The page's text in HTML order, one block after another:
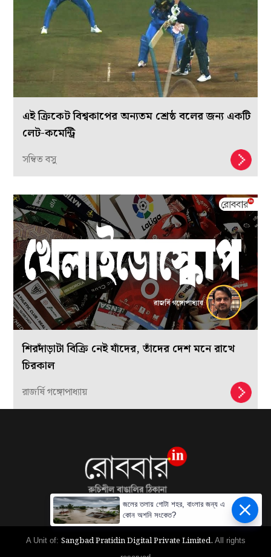
এই ক্রিকেট বিশ্বকাপের অন্যতম শ্রেষ্ঠ বলের জন্য একটি
লেট-কমেন্ট্রি
সম্বিত বসু
শিরদাঁড়াটা বিক্রি নেই যাঁদের, তাঁদের দেশ মনে রাখে
চিরকাল
রাজর্ষি গঙ্গোপাধ্যায়
A Unit of: Sangbad Pratidin Digital Private Limited. All rights
জলের তলায় গোটা শহর, বাংলার জন্য এ
কোন অশনি সংকেত?